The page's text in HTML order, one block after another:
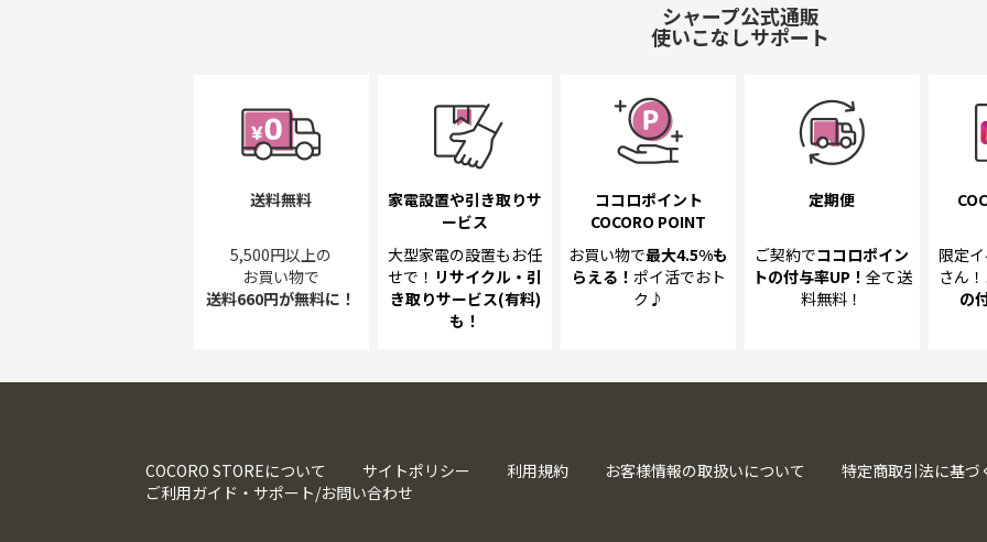
シャープ公式通販
使いこなしサポート
送料無料
5,500円以上の
お買い物で
送料660円が無料に！
家電設置や引き取りサ
ービス
大型家電の設置も お任
せで！ リサイクル・引
き取りサービス(有料)
も！
ココロポイント
COCORO POINT
お買い物で最大4.5%も
らえる！ ポイ活でおト
ク♪
定期便
ご契約でココロポイン
トの付与率UP！ 全て送
料無料！
限定
さん！
の
COCORO STOREについて サイトポリシー 利用規約 お客様情報の取扱いについて
特定商取引法に基づ
ご利用ガイド・サポート/お問い合わせ